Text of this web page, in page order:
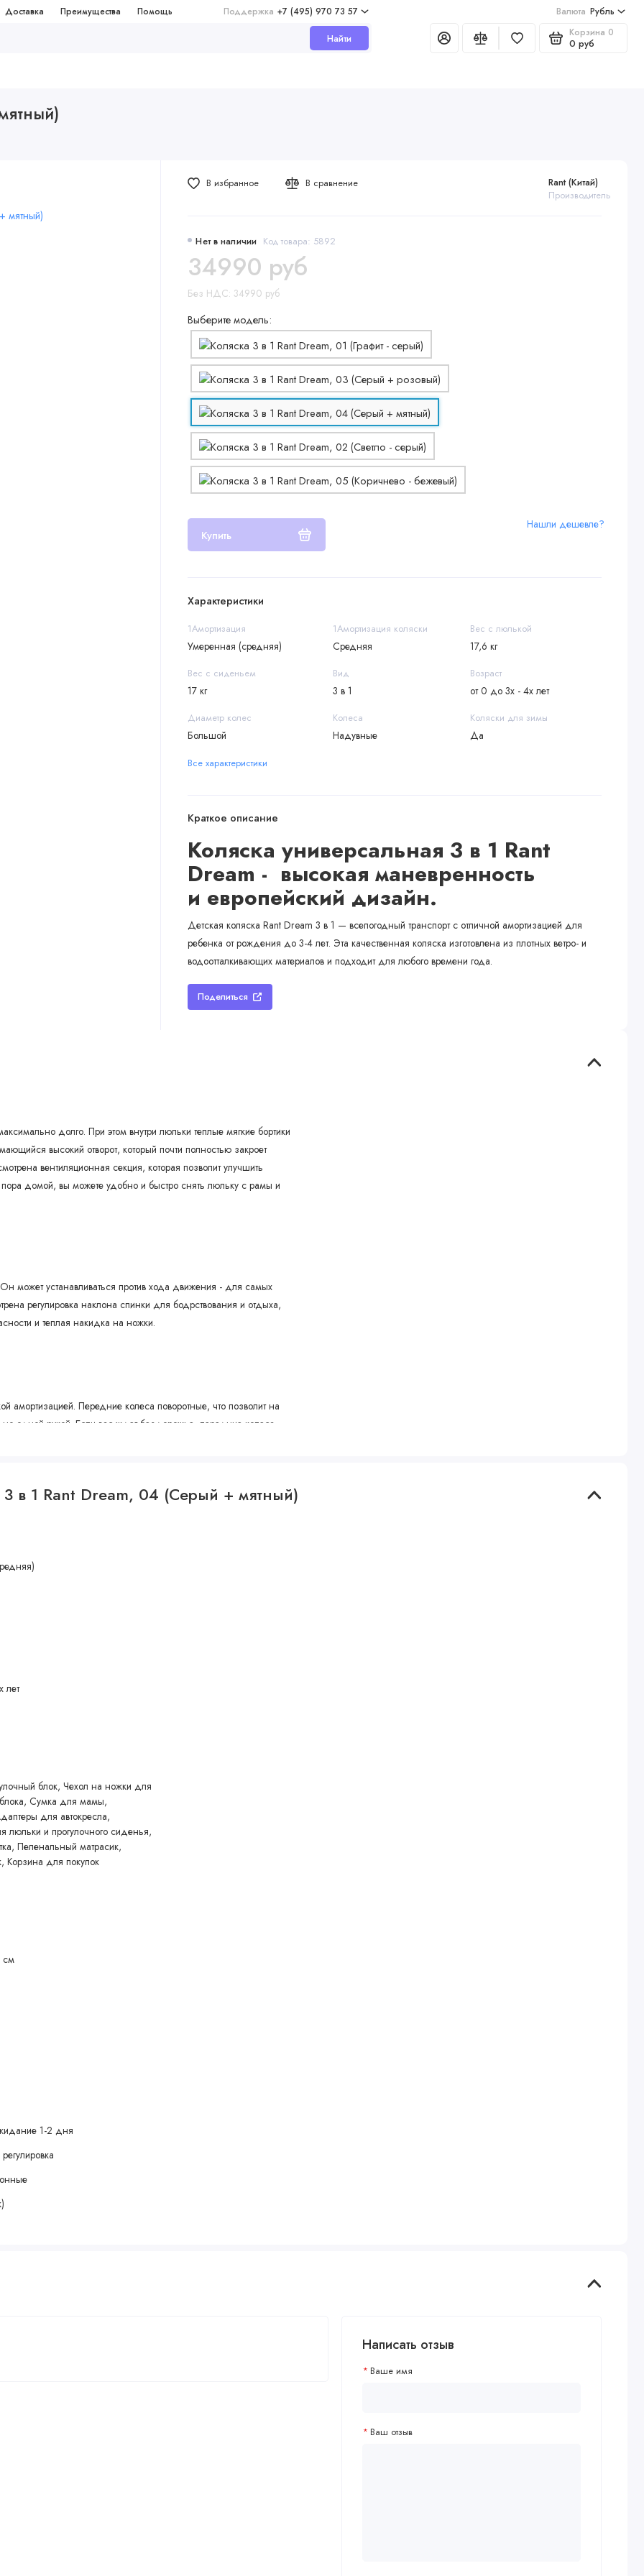
Доставка Преимущества Помощь Поддержка +7 (495) 970 73 57 Валюта Рубль
Найти Корзина 0
0 руб
Нет в наличии Код товара: 5892
Rant (Китай)
Производитель
34990 руб
Без НДС: 34990 руб
Выберите модель:
Купить
Нашли дешевле?
В избранное В сравнение
Характеристики
1Амортизация
Умеренная (средняя)
1Амортизация коляски
Средняя
Вес с люлькой
17,6 кг
Вес с сиденьем
17 кг
Вид
3 в 1
Возраст
от 0 до 3х - 4х лет
Диаметр колес
Большой
Колеса
Надувные
Коляски для зимы
Да
Все характеристики
Краткое описание
Коляска универсальная 3 в 1 Rant
Dream - высокая маневренность
и европейский дизайн.
Детская коляска Rant Dream 3 в 1 — всепогодный транспорт с отличной амортизацией для
ребенка от рождения до 3-4 лет. Эта качественная коляска изготовлена ​​из плотных ветро- и
водоотталкивающих материалов и подходит для любого времени года.
Поделиться
долго. При этом внутри люльки теплые мягкие бортики
высокий отворот, который почти полностью закроет
вентиляционная секция, которая позволит улучшить
домой, вы можете удобно и быстро снять люльку с рамы и
может устанавливаться против хода движения - для самых
регулировка наклона спинки для бодрствования и отдыха,
и теплая накидка на ножки.
Передние колеса поворотные, что позволит на
одной рукой. Если вас ждет бездорожье, передние колеса
машины кресло можно использовать как переноску, на ровной
установить на раму коляски и продолжить прогулку не
удобно для хранения; полное закрытие крохи от непогоды
или, выдвинув ножки, зафиксировать
в любую погоду
3 в 1 Rant Dream, 04 (Серый + мятный)
лет
блок, Чехол на ножки для
блока, Сумка для мамы,
для автокресла,
и прогулочного сиденья,
Пеленальный матрасик,
Корзина для покупок
см
1-2 дня
Написать отзыв
Ваше имя
Ваш отзыв